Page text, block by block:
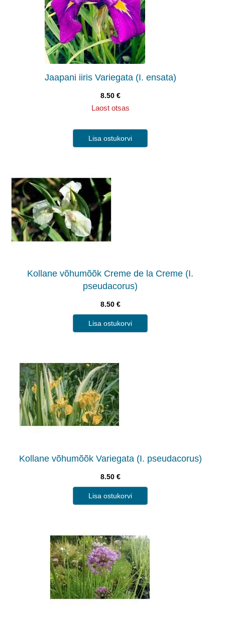
Jaapani iiris Variegata (I. ensata)
8.50 €
Laost otsas
Lisa ostukorvi
Kollane võhumõõk Creme de la Creme (I.
pseudacorus)
8.50 €
Lisa ostukorvi
Kollane võhumõõk Variegata (I. pseudacorus)
8.50 €
Lisa ostukorvi